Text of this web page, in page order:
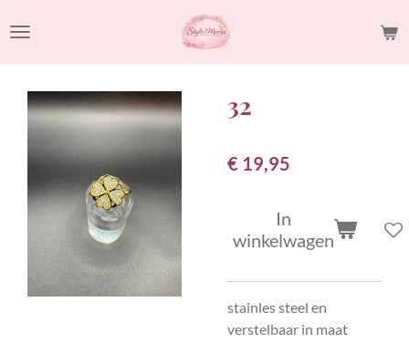
direct
naar
hoofdinhoud
32
€ 19,95
In
winkelwagen
stainles steel en
verstelbaar in maat